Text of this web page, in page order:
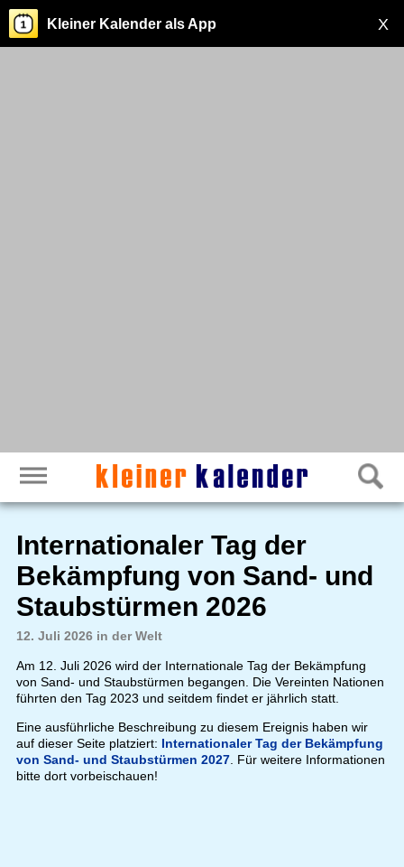
X
Kleiner Kalender als App
Internationaler Tag der
Bekämpfung von Sand- und
Staubstürmen 2026
12. Juli 2026 in der Welt
Am 12. Juli 2026 wird der Internationale Tag der Bekämpfung
von Sand- und Staubstürmen begangen. Die Vereinten Nationen
führten den Tag 2023 und seitdem findet er jährlich statt.
Eine ausführliche Beschreibung zu diesem Ereignis haben wir
auf dieser Seite platziert: Internationaler Tag der Bekämpfung
von Sand- und Staubstürmen 2027. Für weitere Informationen
bitte dort vorbeischauen!